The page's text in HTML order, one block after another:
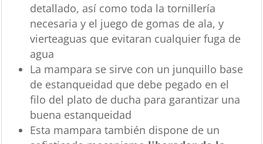
detallado, así como toda la tornillería
necesaria y el juego de gomas de ala, y
vierteaguas que evitaran cualquier fuga de
agua
La mampara se sirve con un junquillo base
de estanqueidad que debe pegado en el
filo del plato de ducha para garantizar una
buena estanqueidad
Esta mampara también dispone de un